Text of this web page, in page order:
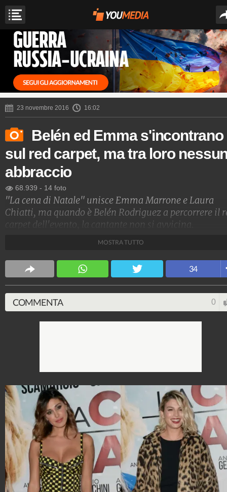
23 novembre 2016 16:02
Belén ed Emma s'incontrano
sul red carpet, ma tra loro
abbraccio
68.939 - 14 foto
"La cena di Natale" unisce Emma Marrone e Laura
Chiatti, ma quando è Belén Rodriguez a percorrere il
carpet dell'evento, la cantante non si avvicina.
Spettacolo FanpageMOSTRA TUTTO
34
COMMENTA 0